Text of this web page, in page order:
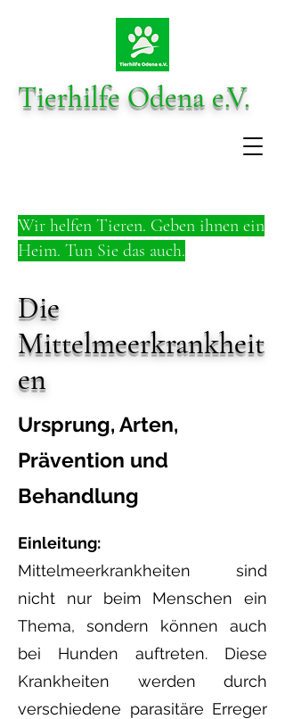
Wir helfen Tieren. Geben ihnen ein
Heim. Tun Sie das auch.
Tierhilfe Odena e.V.
Die
Mittelmeerkrankheit
en
Ursprung, Arten,
Prävention und
Behandlung
Einleitung:
Mittelmeerkrankheiten sind
nicht nur beim Menschen ein
Thema, sondern können auch
bei Hunden auftreten. Diese
Krankheiten werden durch
verschiedene parasitäre Erreger